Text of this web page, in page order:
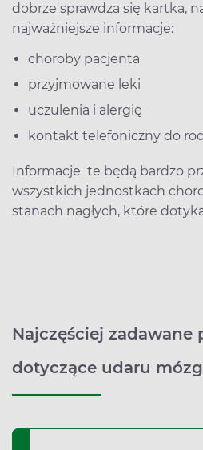
dobrze sprawdza się kartka,
najważniejsze informacje:
choroby pacjenta
przyjmowane leki
uczulenia i alergię
kontakt telefoniczny do
Informacje te będą bardzo
wszystkich jednostkach
stanach nagłych, które
Najczęściej zadawane
dotyczące udaru